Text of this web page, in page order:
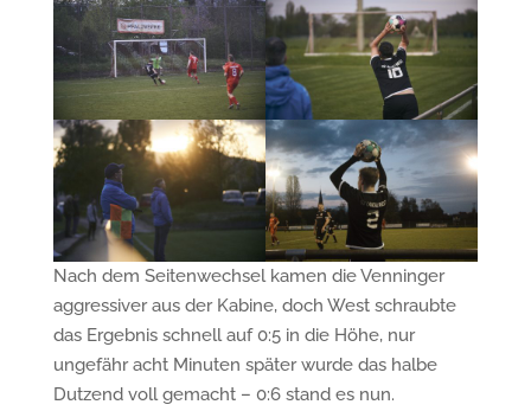
Nach dem Seitenwechsel kamen die Venninger
aggressiver aus der Kabine, doch West schraubte
das Ergebnis schnell auf 0:5 in die Höhe, nur
ungefähr acht Minuten später wurde das halbe
Dutzend voll gemacht – 0:6 stand es nun.